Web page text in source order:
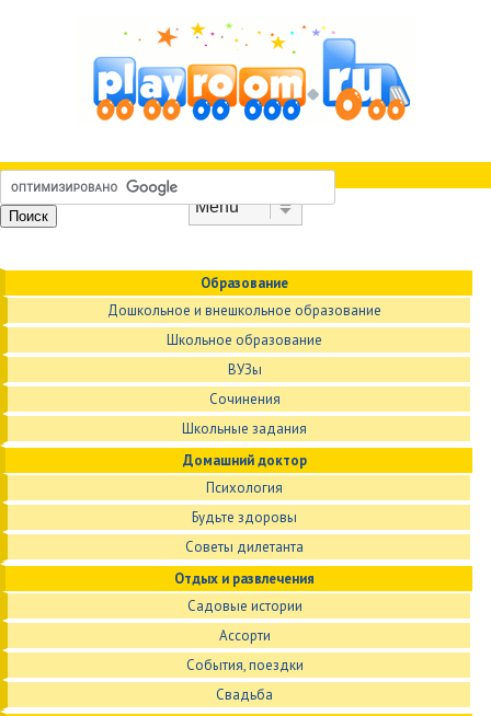
Образование
Дошкольное и внешкольное образование
Школьное образование
ВУЗы
Сочинения
Школьные задания
Домашний доктор
Психология
Будьте здоровы
Советы дилетанта
Отдых и развлечения
Садовые истории
Ассорти
События, поездки
Свадьба